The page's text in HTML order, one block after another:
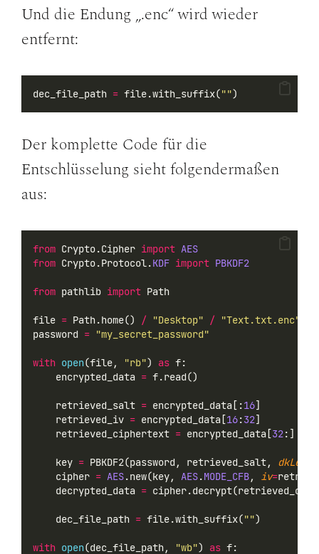
Und die Endung „.enc“ wird wieder
entfernt:
dec_file_path = file.with_suffix("")
Der komplette Code für die
Entschlüsselung sieht folgendermaßen
aus:
from Crypto.Cipher import AES
from Crypto.Protocol.KDF import PBKDF2
from pathlib import Path
file = Path.home() / "Desktop" / "Text.txt.enc"
password = "my_secret_password"
with open(file, "rb") as f:
    encrypted_data
= f.read()
    retrieved_salt
= encrypted_data[:16]
    retrieved_iv
= encrypted_data[16:32]
    retrieved_ciphertext
= encrypted_data[32:]
    key
= PBKDF2(password, retrieved_salt, dkLen
    cipher
= AES.new(key, AES.MODE_CFB, iv=
    decrypted_data
=
    dec_file_path
= file.with_suffix("")
with open(dec_file_path, "wb") as f: